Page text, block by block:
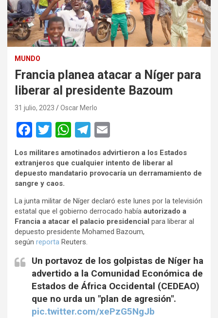
MUNDO
Francia planea atacar a Níger para
liberar al presidente Bazoum
31 julio, 2023 Oscar Merlo
F
a
ce
b
o
k
T
tt
er
W
h
at
s
p
p
T
el
e
gr
m
m
ail
Los militares amotinados advirtieron a los Estados
extranjeros que cualquier intento de liberar al
depuesto mandatario provocaría un derramamiento de
sangre y caos.
La junta militar de Níger declaró este lunes por la televisión
estatal que el gobierno derrocado había autorizado a
Francia a atacar el palacio presidencial para liberar al
depuesto presidente Mohamed Bazoum,
según reporta Reuters.
Un portavoz de los golpistas de Níger ha
advertido a la Comunidad Económica de
Estados de África Occidental (CEDEAO)
que no urda un "plan de agresión".
pic.twitter.com/xePzG5NgJb